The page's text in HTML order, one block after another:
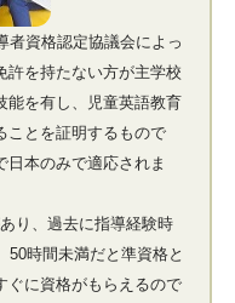
者資格認定協議会によっ
許を持たない方が主学校
能を有し、児童英語教育
ことを証明するもので
日本のみで適応されま
り、過去に指導経験時
50時間未満だと準資格と
ぐに資格がもらえるので